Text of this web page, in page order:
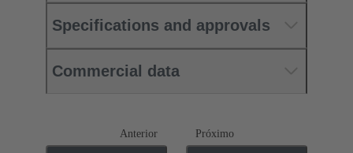
Specifications and approvals
Commercial data
Anterior Próximo